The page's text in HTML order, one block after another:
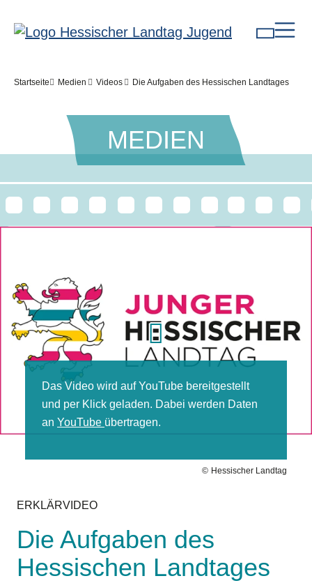
Pfadnavigation
Startseite Medien Videos Die Aufgaben des Hessischen Landtages
MEDIEN
Das Video wird auf YouTube bereit­gestellt
und per Klick ge­laden. Dabei werden Daten
an YouTube über­tragen.
Hessischer Landtag
ERKLÄRVIDEO
Die Aufgaben des
Hessischen Landtages